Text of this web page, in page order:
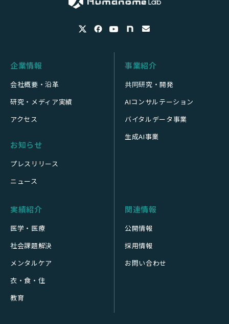
企業情報
会社概要・沿革
研究・メディア実績
アクセス
お知らせ
プレスリリース
ニュース
事業紹介
共同研究・開発
AIコンサルテーション
バイタルデータ事業
生成AI事業
実績紹介
医学・医療
社会課題解決
メンタルケア
衣・食・住
教育
関連情報
公開情報
採用情報
お問い合わせ